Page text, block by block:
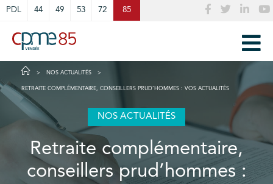
PDL 44 49 53 72 85
NOS ACTUALITÉS
RETRAITE COMPLÉMENTAIRE, CONSEILLERS PRUD’HOMMES : VOS ACTUALITÉS
NOS ACTUALITÉS
Retraite complémentaire,
conseillers prud’hommes :
Cookies management panel